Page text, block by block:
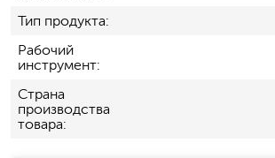
Тип продукта
Рабочий
инструмент
Страна
производства
товара